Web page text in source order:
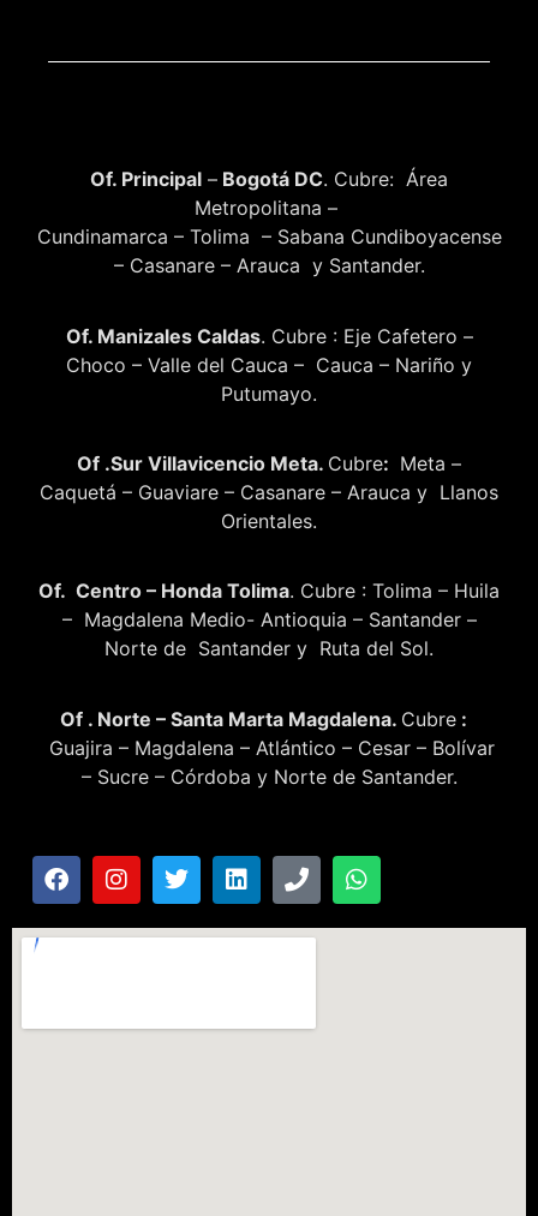
Of. Principal – Bogotá DC. Cubre: Área
Metropolitana –
Cundinamarca – Tolima – Sabana Cundiboyacense
– Casanare – Arauca y Santander.
Of. Manizales Caldas. Cubre : Eje Cafetero –
Choco – Valle del Cauca – Cauca – Nariño y
Putumayo.
Of .Sur Villavicencio Meta. Cubre: Meta –
Caquetá – Guaviare – Casanare – Arauca y Llanos
Orientales.
Of. Centro – Honda Tolima. Cubre : Tolima – Huila
– Magdalena Medio- Antioquia – Santander –
Norte de Santander y Ruta del Sol.
Of . Norte – Santa Marta Magdalena. Cubre :
Guajira – Magdalena – Atlántico – Cesar – Bolívar
– Sucre – Córdoba y Norte de Santander.